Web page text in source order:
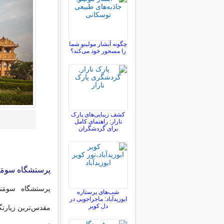
پرستشگاه
مقدس‌ترین
چگونه آبشار مولینو شما
را مسحور خود می‌کند؟
کشف زیبایی‌های پارک
نارار: راهنمای کامل
برای گردشگران
شب‌های پرستاره
ابوزیدآباد: ماجراجویی در
دل کویر